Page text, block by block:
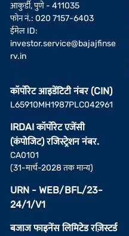
आकुर्डी, पुणे - 411035
फोन नं.: 020 7157-6403
ईमेल ID:
investor.service@bajajfinse
rv.in
कॉर्पोरेट आइडेंटिटी नंबर (CIN)
L65910MH1987PLC042961
IRDAI कॉर्पोरेट एजेंसी
(कंपोजिट) रजिस्ट्रेशन नंबर.
CA0101
(31-मार्च-2028 तक मान्य)
URN - WEB/BFL/23-
24/1/V1
बजाज फाइनेंस लिमिटेड रज़िस्टर्ड